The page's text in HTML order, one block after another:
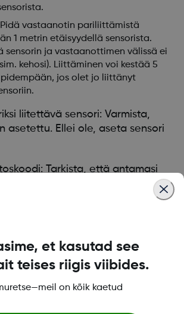
vastaanotin pariliittämistä
1 metrin etäisyydellä sensorista.
sensorin ja vastaanottimen välissä ei
kehosi). Liittäminen voi kestää 5
jos olet jo liittänyt
liitettävä sensori: Varmista,
asetettu. Ellei ole, aseta sensori
Tarkista, että antamasi
Ellei ole, muokkaa liittämiskoodia.
mahdollisia häiriöitä ja
6 metrin etäisyydellä muista
pariliitos on tehty. Kun
sinun on ehkä mentävä eri
et kasutad see
teises riigis viibides.
on kõik kaetud